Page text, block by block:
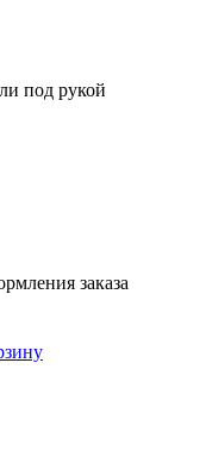
под рукой
заказа